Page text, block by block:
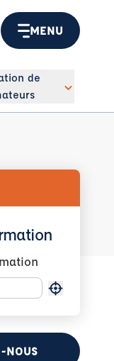
MENU
de
NOUS